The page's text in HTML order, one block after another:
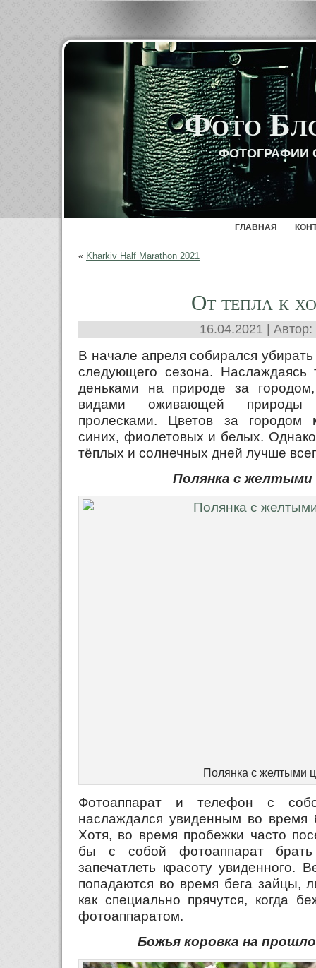
Фото
ФОТОГРАФИИ
ГЛАВНАЯ
« Kharkiv Half Marathon 2021
От тепла к
16.04.2021 | Автор:
В начале апреля собирался
следующего сезона.
деньками на природе за
видами оживающей природы
пролесками. Цветов за городом
синих, фиолетовых и белых.
тёплых и солнечных дней лучше
Полянка с
Полянка с желтыми
Фотоаппарат и телефон с
наслаждался увиденным во
Хотя, во время пробежки часто
бы с собой фотоаппарат
запечатлеть красоту увиденного.
попадаются во время бега зайцы,
как специально прячутся, когда
фотоаппаратом.
Божья коровка на